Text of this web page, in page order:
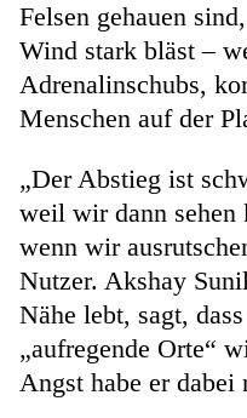
Felsen gehauen
Wind stark bläst –
Adrenalinschubs,
Menschen auf der
„Der Abstieg ist
weil wir dann
wenn wir
Nutzer. Akshay
Nähe lebt, sagt,
„aufregende Orte“
Angst habe er dabei